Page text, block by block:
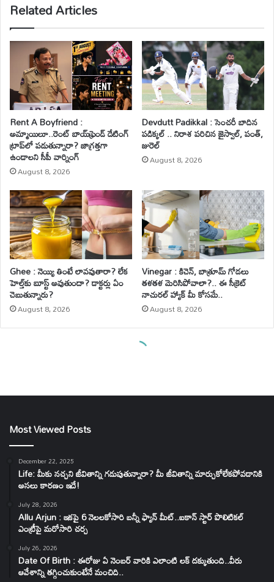
Most Viewed Posts
December 22, 2025
Life: మీకు నచ్చని జీవితాన్ని గడుపుతున్నారా? మీ జీవితాన్ని మార్చుకోలేకపోవడానికి
అసలు కారణం ఇదే!
July 28, 2026
Allu Arjun : ఇకపై 6 నెలలకోసారి బన్నీ ఫ్యాన్ మీట్..ఐకాన్ స్టార్ పొలిటికల్
ఎంట్రీపై మరోసారి చర్చ
July 26, 2026
Date Of Birth : ఈరోజు ఏ నెంబర్ వారికి ఎలాంటి లక్ దక్కుతుంది..వీరు
ఆవేశాన్ని తగ్గించుకుంటేనే మంచిది..